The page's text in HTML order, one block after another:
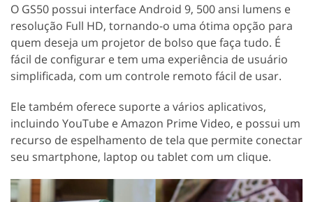
O GS50 possui interface Android 9, 500 ansi lumens e
resolução Full HD, tornando-o uma ótima opção para
quem deseja um projetor de bolso que faça tudo. É
fácil de configurar e tem uma experiência de usuário
simplificada, com um controle remoto fácil de usar.
Ele também oferece suporte a vários aplicativos,
incluindo YouTube e Amazon Prime Video, e possui um
recurso de espelhamento de tela que permite conectar
seu smartphone, laptop ou tablet com um clique.